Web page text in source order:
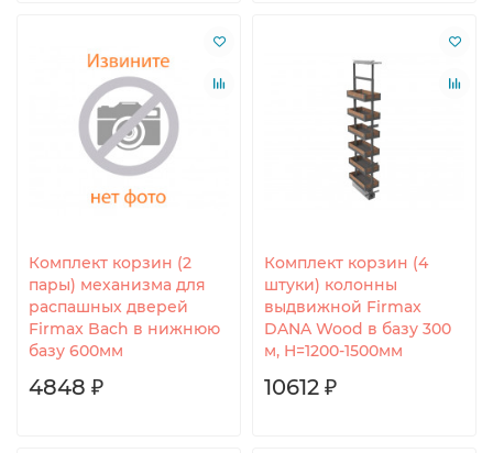
Комплект корзин (2
пары) механизма для
распашных дверей
Firmax Bach в нижнюю
базу 600мм
4848 ₽
Комплект корзин (4
штуки) колонны
выдвижной Firmax
DANA Wood в базу 300
м, H=1200-1500мм
10612 ₽